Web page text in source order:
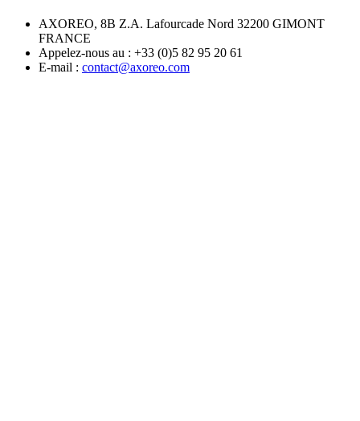
AXOREO, 8B Z.A. Lafourcade Nord 32200 GIMONT
FRANCE
Appelez-nous au : +33 (0)5 82 95 20 61
E-mail : contact@axoreo.com